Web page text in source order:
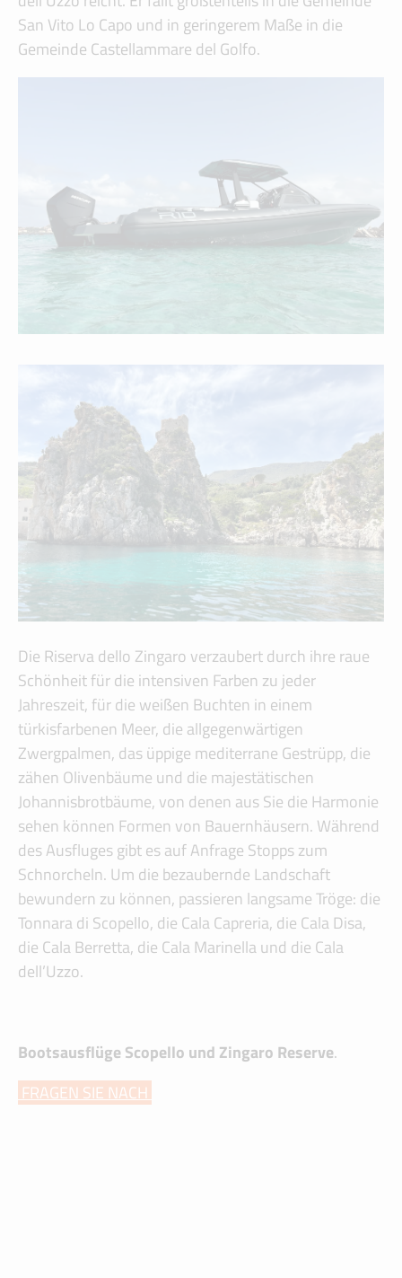
San Vito Lo Capo und in geringerem Maße in die
Gemeinde Castellammare del Golfo.
Die Riserva dello Zingaro verzaubert durch ihre raue
Schönheit für die intensiven Farben zu jeder
Jahreszeit, für die weißen Buchten in einem
türkisfarbenen Meer, die allgegenwärtigen
Zwergpalmen, das üppige mediterrane Gestrüpp, die
zähen Olivenbäume und die majestätischen
Johannisbrotbäume, von denen aus Sie die Harmonie
sehen können Formen von Bauernhäusern. Während
des Ausfluges gibt es auf Anfrage Stopps zum
Schnorcheln. Um die bezaubernde Landschaft
bewundern zu können, passieren langsame Tröge: die
Tonnara di Scopello, die Cala Capreria, die Cala Disa,
die Cala Berretta, die Cala Marinella und die Cala
dell’Uzzo.
Bootsausflüge Scopello und Zingaro Reserve.
FRAGEN SIE NACH